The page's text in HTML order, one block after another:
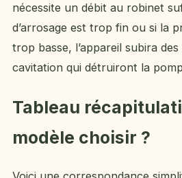
nécessite un débit au robinet
d’arrosage est trop fin ou si la
trop basse, l’appareil subira
cavitation qui détruiront la
Tableau
modèle choisir ?